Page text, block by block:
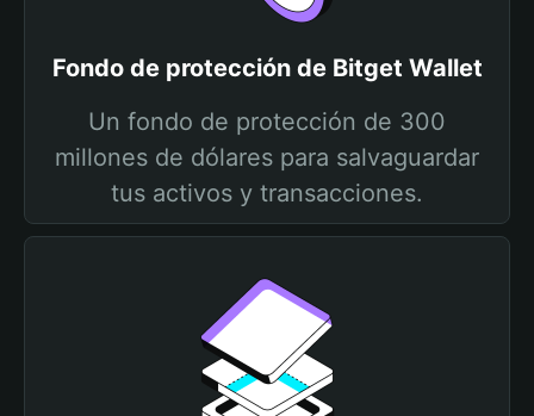
Fondo de protección de Bitget Wallet
Un fondo de protección de 300
millones de dólares para salvaguardar
tus activos y transacciones.